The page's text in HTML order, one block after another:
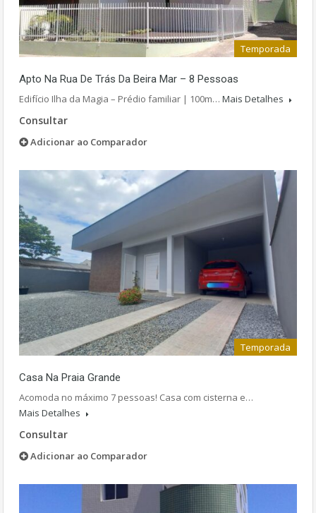
Temporada
Apto Na Rua De Trás Da Beira Mar – 8 Pessoas
Edifício Ilha da Magia – Prédio familiar | 100m… Mais Detalhes
Consultar
Adicionar ao Comparador
Temporada
Casa Na Praia Grande
Acomoda no máximo 7 pessoas! Casa com cisterna e…
Mais Detalhes
Consultar
Adicionar ao Comparador